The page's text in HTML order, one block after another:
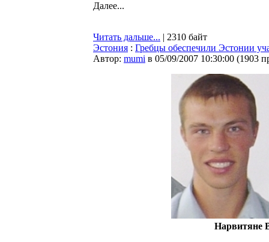
Далее...
Читать дальше... | 2310 байт
Эстония : Гребцы обеспечили Эстонии
Автор: mumi в 05/09/2007 10:30:00 (1903
Нарвитяне